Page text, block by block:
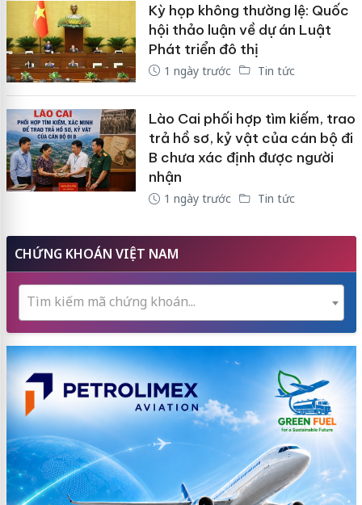
Kỳ họp không thường lệ: Quốc
hội thảo luận về dự án Luật
Phát triển đô thị
1 ngày trước Tin tức
Lào Cai phối hợp tìm kiếm, trao
trả hồ sơ, kỷ vật của cán bộ đi
B chưa xác định được người
nhận
1 ngày trước Tin tức
CHỨNG KHOÁN VIỆT NAM
Tìm kiếm mã chứng khoán...